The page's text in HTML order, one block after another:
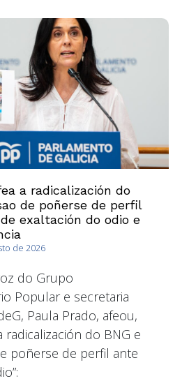
a radicalización do
de poñerse de perfil
exaltación do odio e
de 2026
do Grupo
Popular e secretaria
Paula Prado, afeou,
radicalización do BNG e
poñerse de perfil ante